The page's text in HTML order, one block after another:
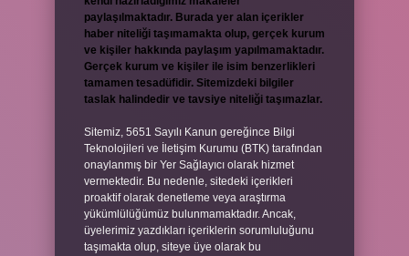
paylaşılmaktadır. Burada yer alan içerikler
haber niteliği taşımamakta olup, gerçek kurum
ve kişiler hakkında paylaşım yapılmamaktadır.
Gerçek kurum ve kişiler ile isim benzerlikleri
tamamen tesadüfidir. Sitemizdeki bilgiler
taslak halindedir ve tavsiye niteliği taşımazlar.
Sitemiz, 5651 Sayılı Kanun gereğince Bilgi
Teknolojileri ve İletişim Kurumu (BTK) tarafından
onaylanmış bir Yer Sağlayıcı olarak hizmet
vermektedir. Bu nedenle, sitedeki içerikleri
proaktif olarak denetleme veya araştırma
yükümlülüğümüz bulunmamaktadır. Ancak,
üyelerimiz yazdıkları içeriklerin sorumluluğunu
taşımakta olup, siteye üye olarak bu